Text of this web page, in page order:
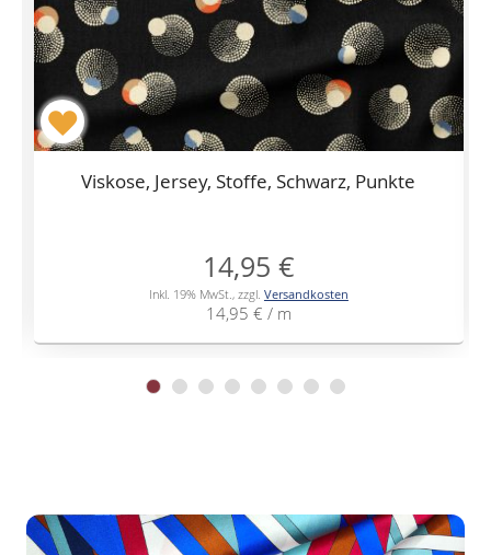
Viskose, Jersey, Stoffe, Schwarz, Punkte
14,95 €
Inkl. 19% MwSt., zzgl. Versandkosten
14,95 € / m